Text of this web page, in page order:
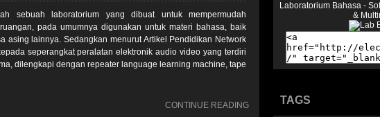
sebuah laboratorium yang dibuat untuk mempermudah
pada umumnya digunakan untuk materi bahasa, baik
asing lainnya. Sedangkan menurut Artikel Pendidikan Network
seperangkat peralatan elektronik audio video yang terdiri
dilengkapi dengan repeater language learning machine, tape
CONTINUE READING
Laboratorium Bahasa -
&
TAGS